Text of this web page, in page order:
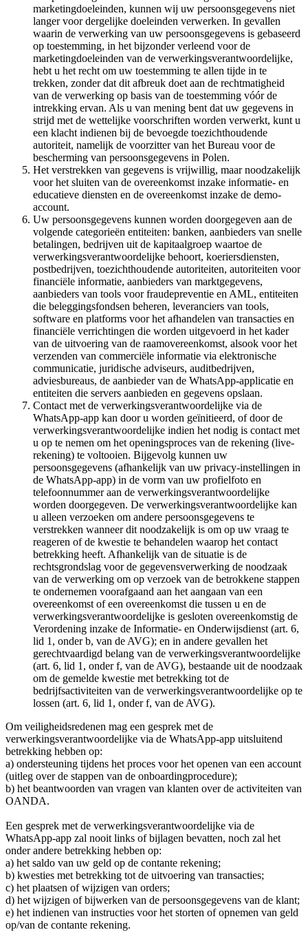
marketingdoeleinden, kunnen wij uw persoonsgegevens niet
langer voor dergelijke doeleinden verwerken. In gevallen
waarin de verwerking van uw persoonsgegevens is gebaseerd
op toestemming, in het bijzonder verleend voor de
marketingdoeleinden van de verwerkingsverantwoordelijke,
hebt u het recht om uw toestemming te allen tijde in te
trekken, zonder dat dit afbreuk doet aan de rechtmatigheid
van de verwerking op basis van de toestemming vóór de
intrekking ervan. Als u van mening bent dat uw gegevens in
strijd met de wettelijke voorschriften worden verwerkt, kunt u
een klacht indienen bij de bevoegde toezichthoudende
autoriteit, namelijk de voorzitter van het Bureau voor de
bescherming van persoonsgegevens in Polen.
Het verstrekken van gegevens is vrijwillig, maar noodzakelijk
voor het sluiten van de overeenkomst inzake informatie- en
educatieve diensten en de overeenkomst inzake de demo-
account.
Uw persoonsgegevens kunnen worden doorgegeven aan de
volgende categorieën entiteiten: banken, aanbieders van snelle
betalingen, bedrijven uit de kapitaalgroep waartoe de
verwerkingsverantwoordelijke behoort, koeriersdiensten,
postbedrijven, toezichthoudende autoriteiten, autoriteiten voor
financiële informatie, aanbieders van marktgegevens,
aanbieders van tools voor fraudepreventie en AML, entiteiten
die beleggingsfondsen beheren, leveranciers van tools,
software en platforms voor het afhandelen van transacties en
financiële verrichtingen die worden uitgevoerd in het kader
van de uitvoering van de raamovereenkomst, alsook voor het
verzenden van commerciële informatie via elektronische
communicatie, juridische adviseurs, auditbedrijven,
adviesbureaus, de aanbieder van de WhatsApp-applicatie en
entiteiten die servers aanbieden en gegevens opslaan.
Contact met de verwerkingsverantwoordelijke via de
WhatsApp-app kan door u worden geïnitieerd, of door de
verwerkingsverantwoordelijke indien het nodig is contact met
u op te nemen om het openingsproces van de rekening (live-
rekening) te voltooien. Bijgevolg kunnen uw
persoonsgegevens (afhankelijk van uw privacy-instellingen in
de WhatsApp-app) in de vorm van uw profielfoto en
telefoonnummer aan de verwerkingsverantwoordelijke
worden doorgegeven. De verwerkingsverantwoordelijke kan
u alleen verzoeken om andere persoonsgegevens te
verstrekken wanneer dit noodzakelijk is om op uw vraag te
reageren of de kwestie te behandelen waarop het contact
betrekking heeft. Afhankelijk van de situatie is de
rechtsgrondslag voor de gegevensverwerking de noodzaak
van de verwerking om op verzoek van de betrokkene stappen
te ondernemen voorafgaand aan het aangaan van een
overeenkomst of een overeenkomst die tussen u en de
verwerkingsverantwoordelijke is gesloten overeenkomstig de
Verordening inzake de Informatie- en Onderwijsdienst (art. 6,
lid 1, onder b, van de AVG); en in andere gevallen het
gerechtvaardigd belang van de verwerkingsverantwoordelijke
(art. 6, lid 1, onder f, van de AVG), bestaande uit de noodzaak
om de gemelde kwestie met betrekking tot de
bedrijfsactiviteiten van de verwerkingsverantwoordelijke op te
lossen (art. 6, lid 1, onder f, van de AVG).
Om veiligheidsredenen mag een gesprek met de
verwerkingsverantwoordelijke via de WhatsApp-app uitsluitend
betrekking hebben op:
a) ondersteuning tijdens het proces voor het openen van een account
(uitleg over de stappen van de onboardingprocedure);
b) het beantwoorden van vragen van klanten over de activiteiten van
OANDA.
Een gesprek met de verwerkingsverantwoordelijke via de
WhatsApp-app zal nooit links of bijlagen bevatten, noch zal het
onder andere betrekking hebben op:
a) het saldo van uw geld op de contante rekening;
b) kwesties met betrekking tot de uitvoering van transacties;
c) het plaatsen of wijzigen van orders;
d) het wijzigen of bijwerken van de persoonsgegevens van de klant;
e) het indienen van instructies voor het storten of opnemen van geld
op/van de contante rekening.